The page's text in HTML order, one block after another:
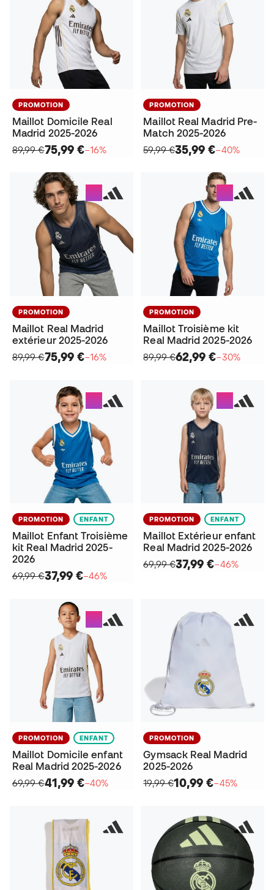
PROMOTION
Maillot Domicile Real
Madrid 2025-2026
89,99 €75,99 €−16%
PROMOTION
Maillot Real Madrid Pre-
Match 2025-2026
59,99 €35,99 €−40%
PROMOTION
Maillot Real Madrid
extérieur 2025-2026
89,99 €75,99 €−16%
PROMOTION
Maillot Troisième kit
Real Madrid 2025-2026
89,99 €62,99 €−30%
PROMOTION ENFANT
Maillot Enfant Troisième
kit Real Madrid 2025-
2026
69,99 €37,99 €−46%
PROMOTION ENFANT
Maillot Extérieur enfant
Real Madrid 2025-2026
69,99 €37,99 €−46%
PROMOTION ENFANT
Maillot Domicile enfant
Real Madrid 2025-2026
69,99 €41,99 €−40%
PROMOTION
Gymsack Real Madrid
2025-2026
19,99 €10,99 €−45%